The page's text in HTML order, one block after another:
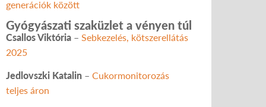
generációk között
Gyógyászati szaküzlet a vényen túl
Csallos Viktória – Sebkezelés, kötszerellátás
2025
Jedlovszki Katalin – Cukormonitorozás
teljes áron